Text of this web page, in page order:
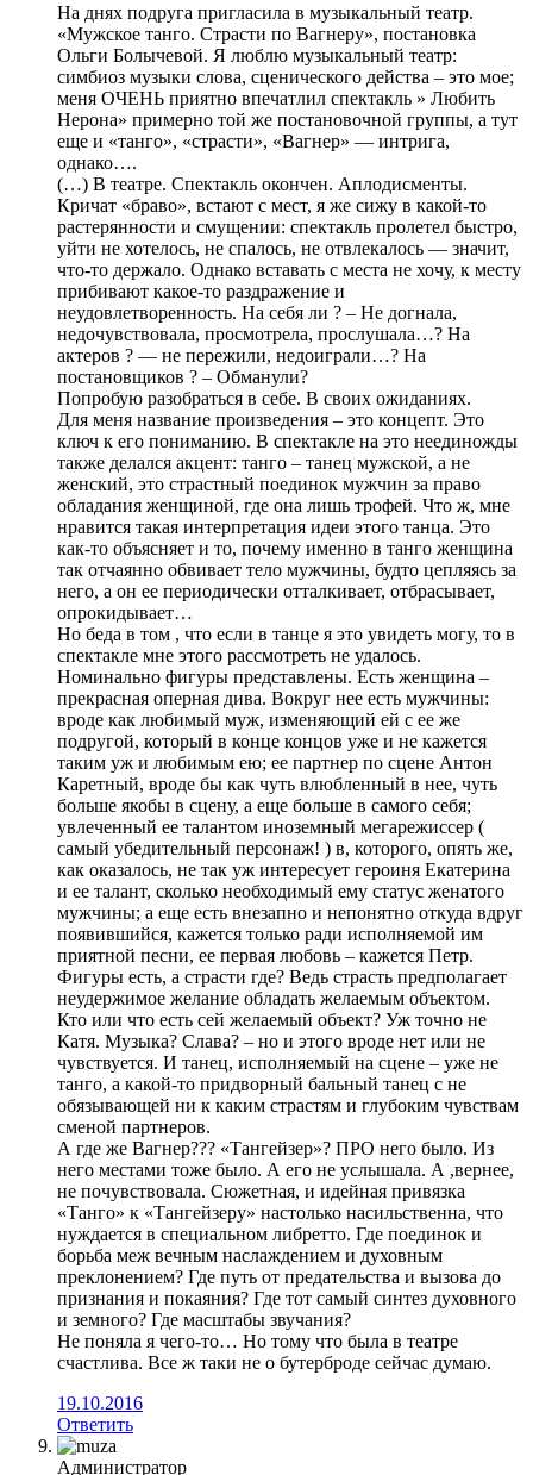
На днях подруга пригласила в музыкальный театр.
«Мужское танго. Страсти по Вагнеру», постановка
Ольги Болычевой. Я люблю музыкальный театр:
симбиоз музыки слова, сценического действа – это мое;
меня ОЧЕНЬ приятно впечатлил спектакль » Любить
Нерона» примерно той же постановочной группы, а тут
еще и «танго», «страсти», «Вагнер» — интрига,
однако….
(…) В театре. Спектакль окончен. Аплодисменты.
Кричат «браво», встают с мест, я же сижу в какой-то
растерянности и смущении: спектакль пролетел быстро,
уйти не хотелось, не спалось, не отвлекалось — значит,
что-то держало. Однако вставать с места не хочу, к месту
прибивают какое-то раздражение и
неудовлетворенность. На себя ли ? – Не догнала,
недочувствовала, просмотрела, прослушала…? На
актеров ? — не пережили, недоиграли…? На
постановщиков ? – Обманули?
Попробую разобраться в себе. В своих ожиданиях.
Для меня название произведения – это концепт. Это
ключ к его пониманию. В спектакле на это неединожды
также делался акцент: танго – танец мужской, а не
женский, это страстный поединок мужчин за право
обладания женщиной, где она лишь трофей. Что ж, мне
нравится такая интерпретация идеи этого танца. Это
как-то объясняет и то, почему именно в танго женщина
так отчаянно обвивает тело мужчины, будто цепляясь за
него, а он ее периодически отталкивает, отбрасывает,
опрокидывает…
Но беда в том , что если в танце я это увидеть могу, то в
спектакле мне этого рассмотреть не удалось.
Номинально фигуры представлены. Есть женщина –
прекрасная оперная дива. Вокруг нее есть мужчины:
вроде как любимый муж, изменяющий ей с ее же
подругой, который в конце концов уже и не кажется
таким уж и любимым ею; ее партнер по сцене Антон
Каретный, вроде бы как чуть влюбленный в нее, чуть
больше якобы в сцену, а еще больше в самого себя;
увлеченный ее талантом иноземный мегарежиссер (
самый убедительный персонаж! ) в, которого, опять же,
как оказалось, не так уж интересует героиня Екатерина
и ее талант, сколько необходимый ему статус женатого
мужчины; а еще есть внезапно и непонятно откуда вдруг
появившийся, кажется только ради исполняемой им
приятной песни, ее первая любовь – кажется Петр.
Фигуры есть, а страсти где? Ведь страсть предполагает
неудержимое желание обладать желаемым объектом.
Кто или что есть сей желаемый объект? Уж точно не
Катя. Музыка? Слава? – но и этого вроде нет или не
чувствуется. И танец, исполняемый на сцене – уже не
танго, а какой-то придворный бальный танец с не
обязывающей ни к каким страстям и глубоким чувствам
сменой партнеров.
А где же Вагнер??? «Тангейзер»? ПРО него было. Из
него местами тоже было. А его не услышала. А ,вернее,
не почувствовала. Сюжетная, и идейная привязка
«Танго» к «Тангейзеру» настолько насильственна, что
нуждается в специальном либретто. Где поединок и
борьба меж вечным наслаждением и духовным
преклонением? Где путь от предательства и вызова до
признания и покаяния? Где тот самый синтез духовного
и земного? Где масштабы звучания?
Не поняла я чего-то… Но тому что была в театре
счастлива. Все ж таки не о бутерброде сейчас думаю.
19.10.2016
Ответить
Администратор